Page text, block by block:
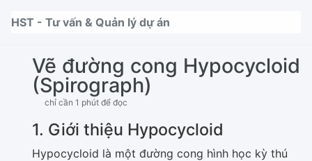
HST - Tư vấn & Quản lý dự án
Vẽ đường cong Hypocycloid
(Spirograph)
chỉ cần 1 phút để đọc
1. Giới thiệu Hypocycloid
Hypocycloid là một đường cong hình học kỳ thú